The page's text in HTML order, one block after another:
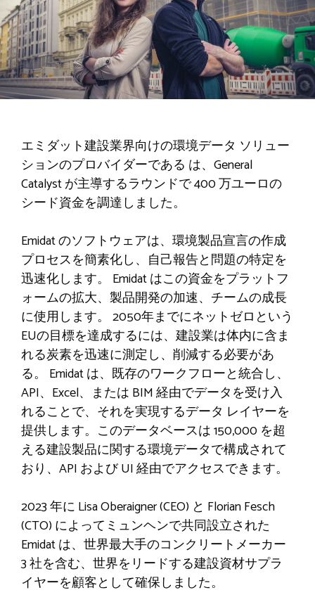
エミダット建設業界向けの環境データ ソリュー
ションのプロバイダーである は、General
Catalyst が主導するラウンドで 400 万ユーロの
シード資金を調達しました。
Emidat のソフトウェアは、環境製品宣言の作成
プロセスを簡素化し、自己報告と問題の特定を
迅速化します。 Emidat はこの資金をプラットフ
ォームの拡大、製品開発の加速、チームの成長
に使用します。 2050年までにネットゼロという
EUの目標を達成するには、建設業は体内に含ま
れる炭素を迅速に測定し、削減する必要があ
る。 Emidat は、既存のワークフローと統合し、
API、Excel、または BIM 経由でデータを受け入
れることで、それを実現するデータ レイヤーを
提供します。このデータベースは 150,000 を超
える建設製品に関する環境データで構成されて
おり、API および UI 経由でアクセスできます。
2023 年に Lisa Oberaigner (CEO) と Florian Fesch
(CTO) によってミュンヘンで共同設立された
Emidat は、世界最大手のコンクリートメーカー
3 社を含む、世界をリードする建設資材サプラ
イヤーを顧客として確保しました。